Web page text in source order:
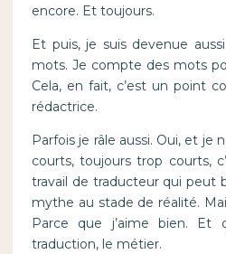
encore. Et toujours.
Et puis, je suis devenue
mots. Je compte des mots
Cela, en fait, c’est un point
rédactrice.
Parfois je râle aussi. Oui, et je
courts, toujours trop courts,
travail de traducteur qui peut
mythe au stade de réalité.
Parce que j’aime bien. Et
traduction, le métier.